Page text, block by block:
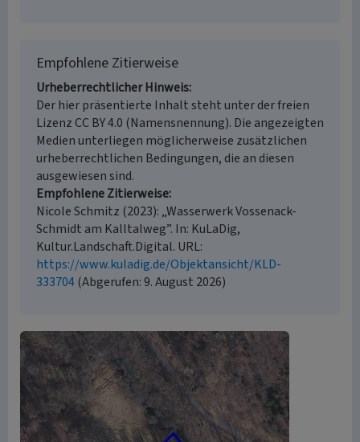
Empfohlene Zitierweise
Urheberrechtlicher Hinweis
Der hier präsentierte Inhalt steht unter der freien
Lizenz CC BY 4.0 (Namensnennung). Die angezeigten
Medien unterliegen möglicherweise zusätzlichen
urheberrechtlichen Bedingungen, die an diesen
ausgewiesen sind.
Empfohlene Zitierweise
Nicole Schmitz (2023): „Wasserwerk Vossenack-
Schmidt am Kalltalweg”. In: KuLaDig,
Kultur.Landschaft.Digital. URL:
https://www.kuladig.de/Objektansicht/KLD-
333704(Abgerufen: 9. August 2026)